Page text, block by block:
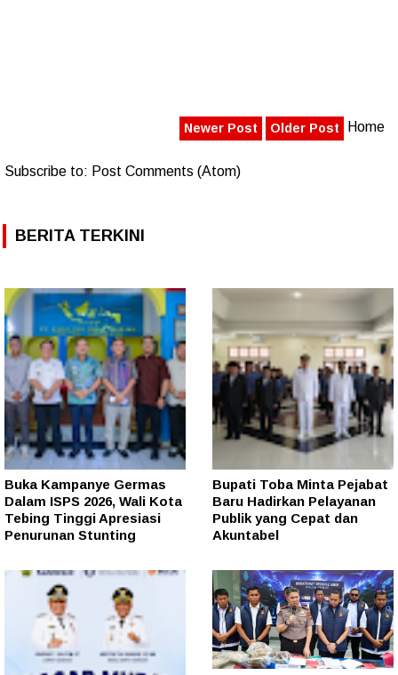
Newer Post Older Post Home
Subscribe to: Post Comments (Atom)
BERITA TERKINI
Buka Kampanye Germas
Dalam ISPS 2026, Wali Kota
Tebing Tinggi Apresiasi
Penurunan Stunting
Bupati Toba Minta Pejabat
Baru Hadirkan Pelayanan
Publik yang Cepat dan
Akuntabel